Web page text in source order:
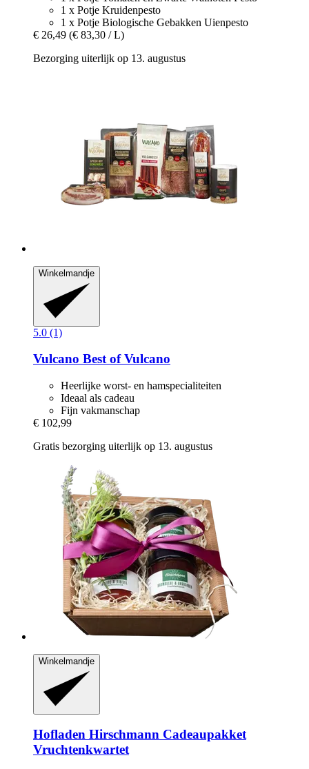
1 x Potje Kruidenpesto
1 x Potje Biologische Gebakken Uienpesto
€ 26,49 (€ 83,30 / L)
Bezorging uiterlijk op 13. augustus
Winkelmandje
5.0 (1)
Vulcano Best of Vulcano
Heerlijke worst- en hamspecialiteiten
Ideaal als cadeau
Fijn vakmanschap
€ 102,99
Gratis bezorging uiterlijk op 13. augustus
Winkelmandje
Hofladen Hirschmann Cadeaupakket
Vruchtenkwartet